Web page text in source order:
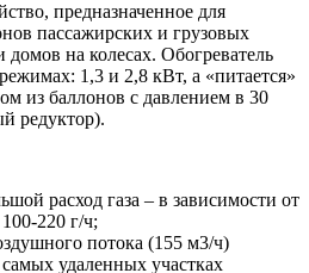
предназначенное для
пассажирских и грузовых
на колесах. Обогреватель
1,3 и 2,8 кВт, а «питается»
из баллонов с давлением в 30
редуктор).
расход газа – в зависимости от
220 г/ч;
потока (155 м3/ч)
удаленных участках